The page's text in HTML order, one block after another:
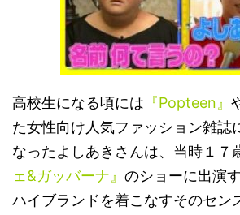
高校生になる頃には 『Popteen』
た女性向け人気ファッション雑誌
なったよしあきさんは、当時１７
ェ&ガッバーナ』 のショーに出演
ハイブランドを着こなすそのセン